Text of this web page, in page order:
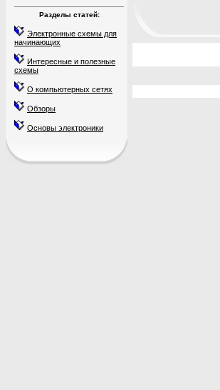
Разделы статей:
Электронные схемы для
начинающих
Интересные и полезные
схемы
О компьютерных сетях
Обзоры
Основы электроники